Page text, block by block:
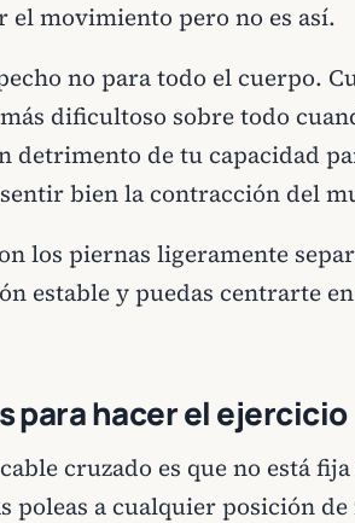
el movimiento pero no es así.
no para todo el cuerpo.
dificultoso sobre todo
detrimento de tu capacidad
bien la contracción del
los piernas ligeramente
estable y puedas centrarte
para hacer el ejercicio
cruzado es que no está
poleas a cualquier posición